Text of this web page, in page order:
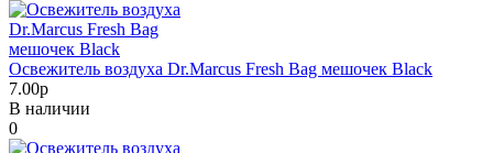
Освежитель воздуха Dr.Marcus Fresh Bag мешочек Black
7.00р
В наличии
0